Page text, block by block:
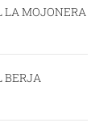
LA MOJONERA
BERJA